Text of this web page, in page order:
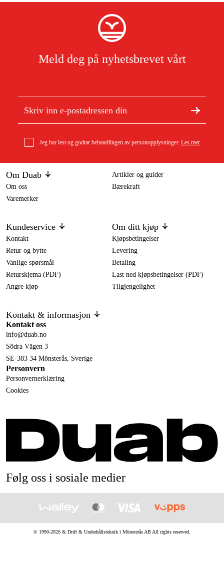
Meld deg på nyhetsbrevet vårt
Jeg har lest og godtar behandlingen av personopplysninger. Les mer
Om Duab
Om oss
Varemerker
Artikler og guider
Bærekraft
Kundeservice
Kontakt
Retur og bytte
Vanlige spørsmål
Returskjema (PDF)
Angre kjøp
Om ditt kjøp
Kjøpsbetingelser
Levering
Betaling
Last ned kjøpsbetingelser (PDF)
Tilgjengelighet
Kontakt & informasjon
Kontakt oss
info@duab.no
Södra Vägen 3
SE-383 34 Mönsterås, Sverige
Personvern
Personvernerklæring
Cookies
Følg oss i sosiale medier
© 1990-2026 & Drift & Underhållsteknik i Mönsterås ABAll rights reserved.